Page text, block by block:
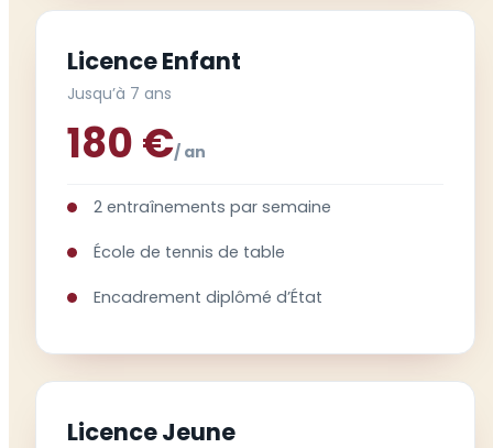
Licence Enfant
Jusqu’à 7 ans
180 €/ an
2 entraînements par semaine
École de tennis de table
Encadrement diplômé d’État
Licence Jeune